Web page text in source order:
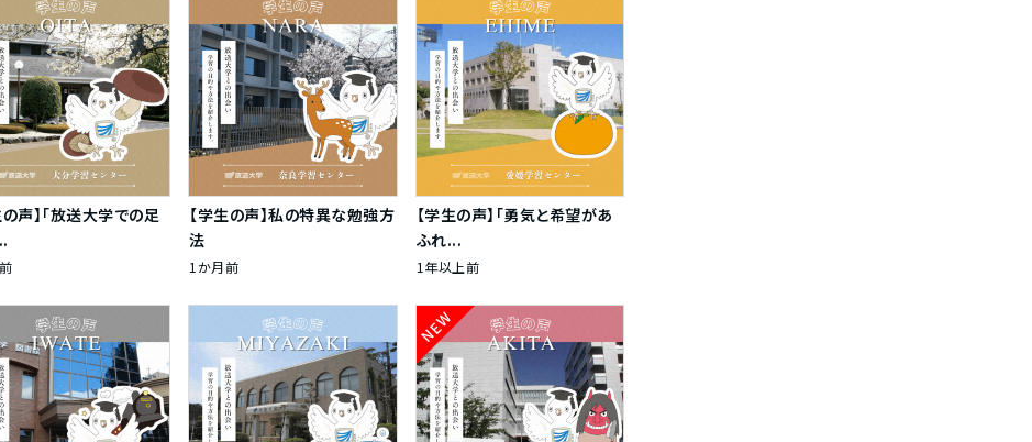
の声】「放送大学での足
【学生の声】私の特異な勉強方
法
1か月前
【学生の声】「勇気と希望があ
ふれ...
1年以上前
NEW